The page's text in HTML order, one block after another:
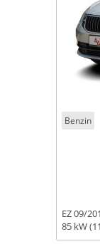
Benzin
EZ 09/
85 kW